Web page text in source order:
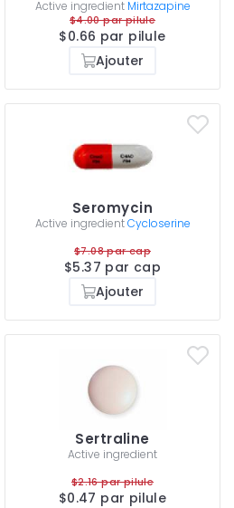
Active ingredient Mirtazapine
$4.00 par pilule
$0.66 par pilule
Ajouter
Seromycin
Active ingredient Cycloserine
$7.08 par cap
$5.37 par cap
Ajouter
Sertraline
Active ingredient
$2.16 par pilule
$0.47 par pilule